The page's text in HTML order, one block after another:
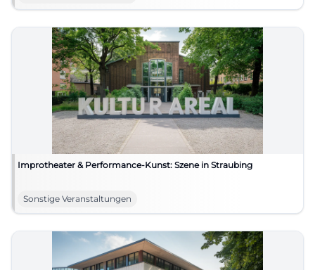
Improtheater & Performance-Kunst: Szene in Straubing
Sonstige Veranstaltungen